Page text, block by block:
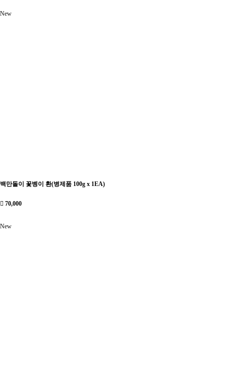
New
백만돌이 꽃벵이 환(병제품 100g x 1EA)
70,000
New